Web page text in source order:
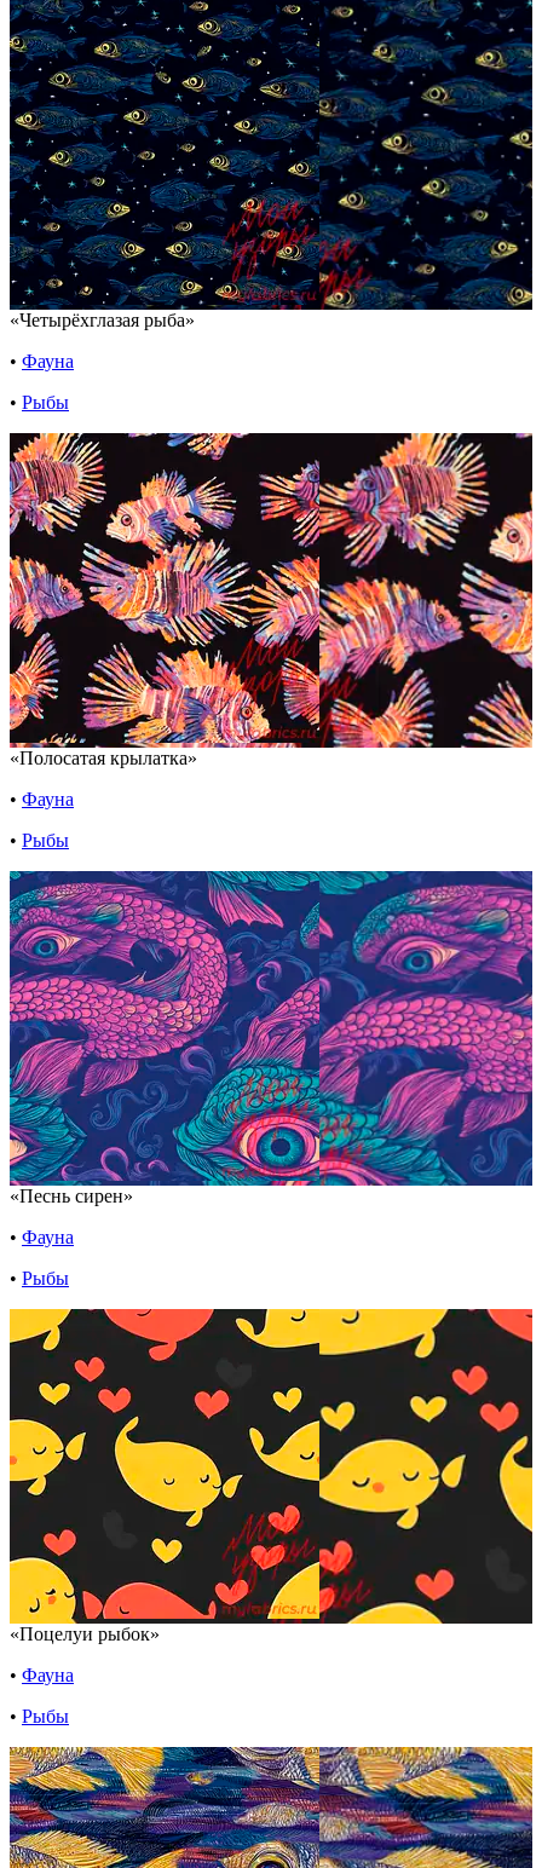
«Четырёхглазая рыба»
• Фауна
• Рыбы
«Полосатая крылатка»
• Фауна
• Рыбы
«Песнь сирен»
• Фауна
• Рыбы
«Поцелуи рыбок»
• Фауна
• Рыбы